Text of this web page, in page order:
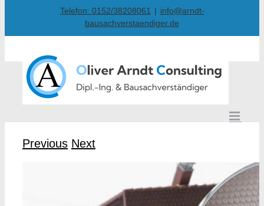
Telefon: 0152/38208061 | info@arndt-
bausachverstaendiger.de
Previous Next